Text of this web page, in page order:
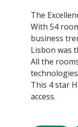
The
With 54
business
Lisbon was
All the
This 4 star
access.